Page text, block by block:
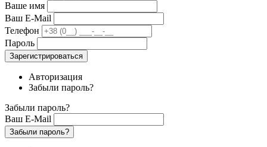
Ваше имя
Ваш E-Mail
Телефон
Пароль
Зарегистрироваться
Авторизация
Забыли пароль?
Забыли пароль?
Ваш E-Mail
Забыли пароль?